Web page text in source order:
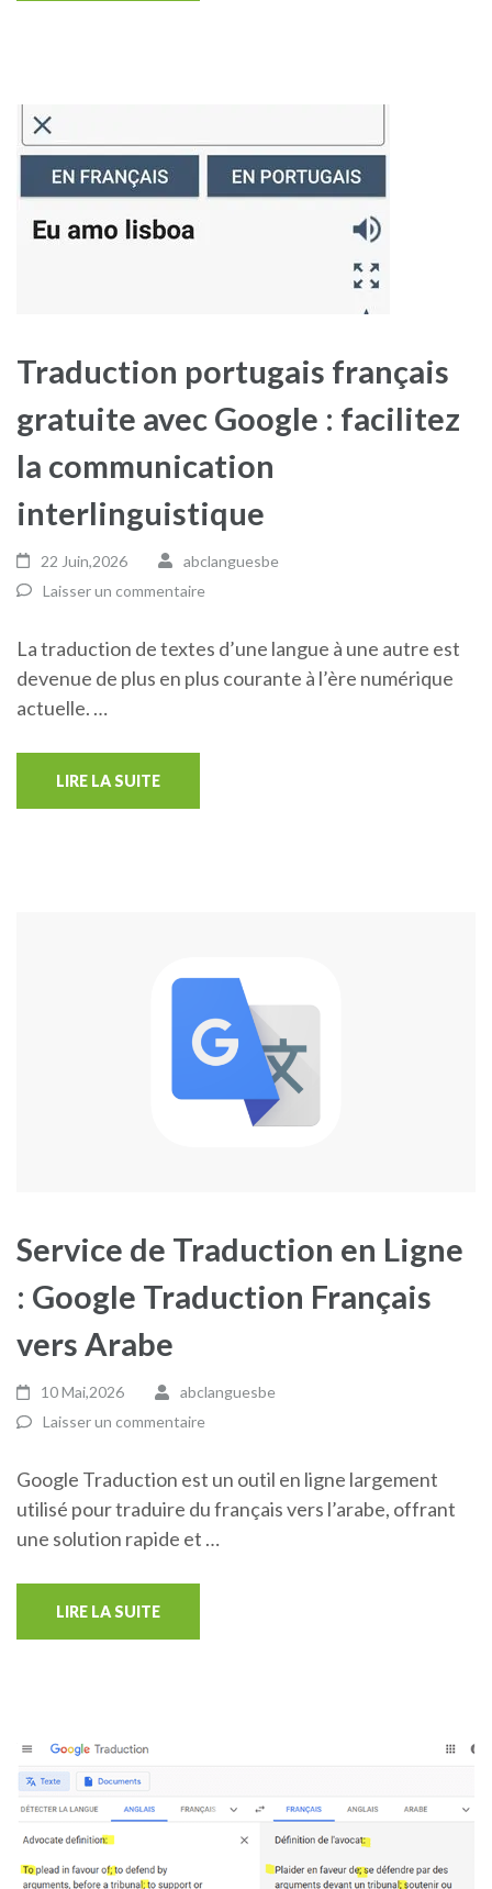
Traduction portugais français
gratuite avec Google : facilitez
la communication
interlinguistique
22 Juin,2026
abclanguesbe
Laisser un commentaire
La traduction de textes d’une langue à une autre est
devenue de plus en plus courante à l’ère numérique
actuelle. …
LIRE LA SUITE
Service de Traduction en Ligne
: Google Traduction Français
vers Arabe
10 Mai,2026
abclanguesbe
Laisser un commentaire
Google Traduction est un outil en ligne largement
utilisé pour traduire du français vers l’arabe, offrant
une solution rapide et …
LIRE LA SUITE